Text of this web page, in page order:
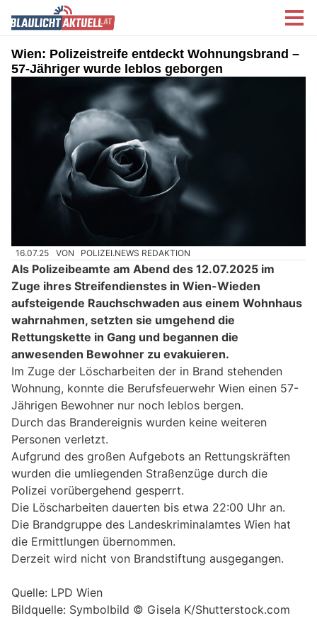
Wien: Polizeistreife entdeckt Wohnungsbrand –
57-Jähriger wurde leblos geborgen
16.07.25 VON POLIZEI.NEWS REDAKTION
Als Polizeibeamte am Abend des 12.07.2025 im
Zuge ihres Streifendienstes in Wien-Wieden
aufsteigende Rauchschwaden aus einem Wohnhaus
wahrnahmen, setzten sie umgehend die
Rettungskette in Gang und begannen die
anwesenden Bewohner zu evakuieren.
Im Zuge der Löscharbeiten der in Brand stehenden
Wohnung, konnte die Berufsfeuerwehr Wien einen 57-
Jährigen Bewohner nur noch leblos bergen.
Durch das Brandereignis wurden keine weiteren
Personen verletzt.
Aufgrund des großen Aufgebots an Rettungskräften
wurden die umliegenden Straßenzüge durch die
Polizei vorübergehend gesperrt.
Die Löscharbeiten dauerten bis etwa 22:00 Uhr an.
Die Brandgruppe des Landeskriminalamtes Wien hat
die Ermittlungen übernommen.
Derzeit wird nicht von Brandstiftung ausgegangen.
Quelle: LPD Wien
Bildquelle: Symbolbild © Gisela K/Shutterstock.com